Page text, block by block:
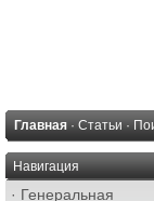
Главная · Статьи ·
Навигация
· Генеральная